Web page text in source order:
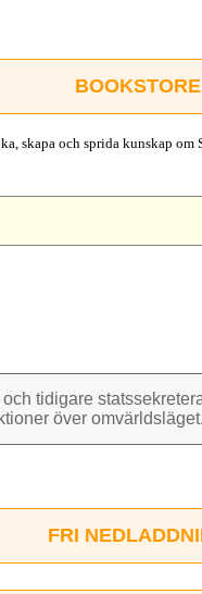
BOOKSTORE
skapa och sprida kunskap
tidigare
över omvärlds­läget.
FRI